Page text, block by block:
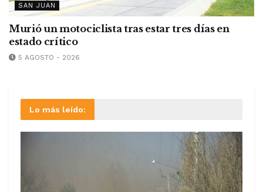
SAN JUAN
Murió un motociclista tras estar tres días en
estado crítico
5 AGOSTO - 2026
Lo más leído: